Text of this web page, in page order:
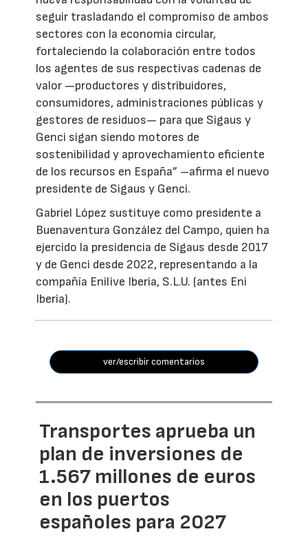
seguir trasladando el compromiso de ambos
sectores con la economía circular,
fortaleciendo la colaboración entre todos
los agentes de sus respectivas cadenas de
valor —productores y distribuidores,
consumidores, administraciones públicas y
gestores de residuos— para que Sigaus y
Genci sigan siendo motores de
sostenibilidad y aprovechamiento eficiente
de los recursos en España” –afirma el nuevo
presidente de Sigaus y Genci.
Gabriel López sustituye como presidente a
Buenaventura González del Campo, quien ha
ejercido la presidencia de Sigaus desde 2017
y de Genci desde 2022, representando a la
compañía Enilive Iberia, S.L.U. (antes Eni
Iberia).
ver/escribir comentarios
Transportes aprueba un
plan de inversiones de
1.567 millones de euros
en los puertos
españoles para 2027